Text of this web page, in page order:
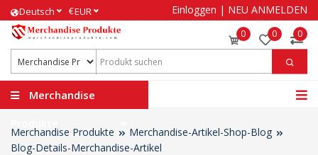
Deutsch €EUR Einloggen | NEU ANMELDEN
0 0 0
Merchandise
Merchandise Produkte
Merchandise-Artikel-Shop-Blog
Blog-Details-Merchandise-Artikel